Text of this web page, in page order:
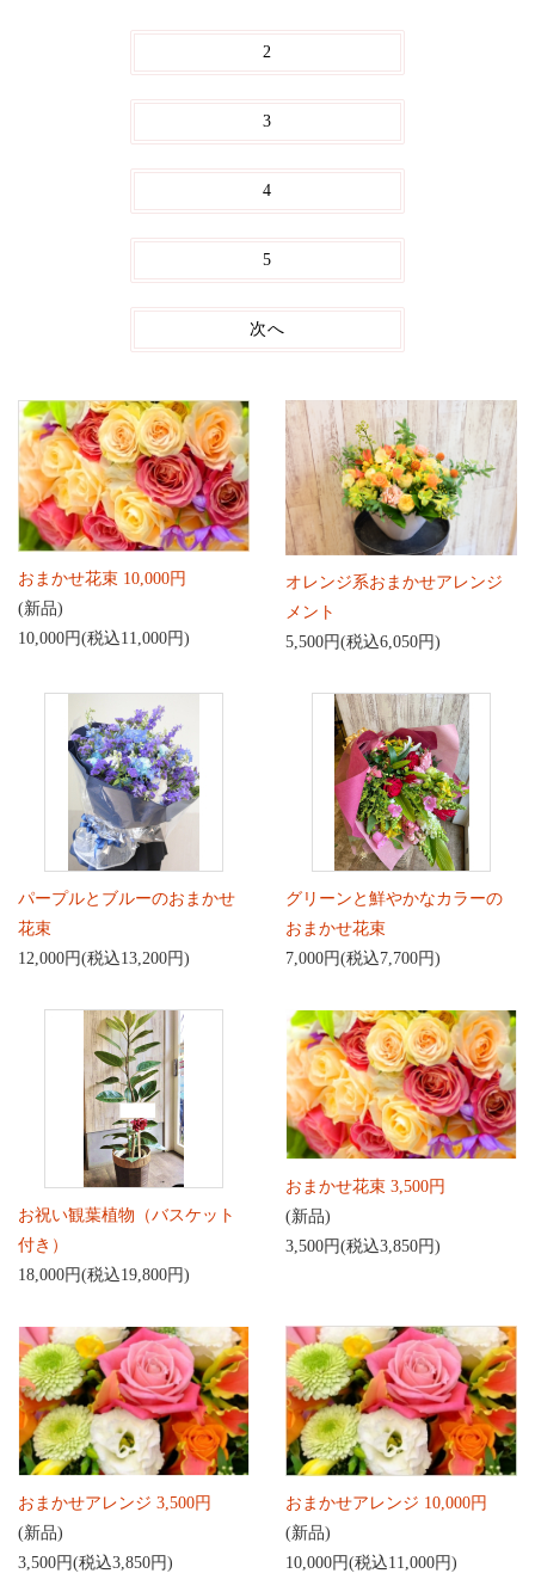
2
3
4
5
次へ
おまかせ花束 10,000円
(新品)
10,000円(税込11,000円)
オレンジ系おまかせアレンジ
メント
5,500円(税込6,050円)
パープルとブルーのおまかせ
花束
12,000円(税込13,200円)
グリーンと鮮やかなカラーの
おまかせ花束
7,000円(税込7,700円)
お祝い観葉植物（バスケット
付き）
18,000円(税込19,800円)
おまかせ花束 3,500円
(新品)
3,500円(税込3,850円)
おまかせアレンジ 3,500円
(新品)
3,500円(税込3,850円)
おまかせアレンジ 10,000円
(新品)
10,000円(税込11,000円)